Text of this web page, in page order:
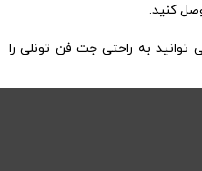
کنید.
توانید به راحتی جت فن تونلی را